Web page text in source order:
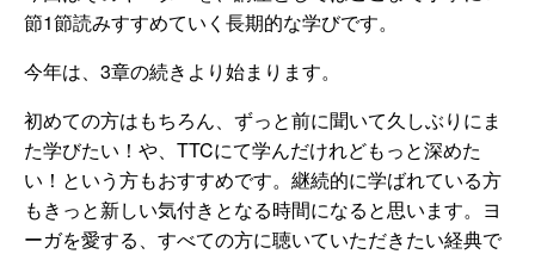
節1節読みすすめていく長期的な学びです。
今年は、3章の続きより始まります。
初めての方はもちろん、ずっと前に聞いて久しぶりにま
た学びたい！や、TTCにて学んだけれどもっと深めた
い！という方もおすすめです。継続的に学ばれている方
もきっと新しい気付きとなる時間になると思います。ヨ
ーガを愛する、すべての方に聴いていただきたい経典で